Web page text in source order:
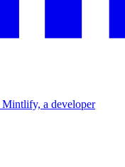
Mintlify, a developer